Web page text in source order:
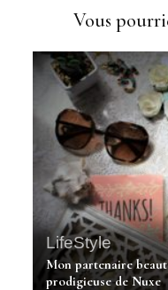
Vous
LifeStyle
Mon partenaire
prodigieuse de Nuxe